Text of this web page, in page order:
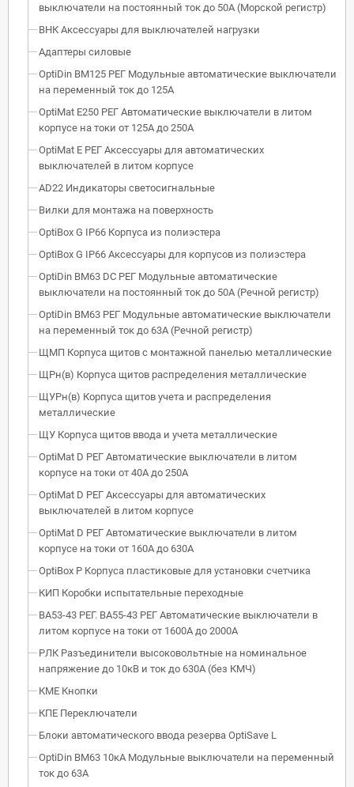
выключатели на постоянный ток до 50А (Морской регистр)
ВНК Аксессуары для выключателей нагрузки
Адаптеры силовые
OptiDin BM125 РЕГ Модульные автоматические выключатели
на переменный ток до 125А
OptiMat E250 РЕГ Автоматические выключатели в литом
корпусе на токи от 125А до 250А
OptiMat E РЕГ Аксессуары для автоматических
выключателей в литом корпусе
AD22 Индикаторы светосигнальные
Вилки для монтажа на поверхность
OptiBox G IP66 Корпуса из полиэстера
OptiBox G IP66 Аксессуары для корпусов из полиэстера
OptiDin BM63 DC РЕГ Модульные автоматические
выключатели на постоянный ток до 50А (Речной регистр)
OptiDin BM63 РЕГ Модульные автоматические выключатели
на переменный ток до 63А (Речной регистр)
ЩМП Корпуса щитов с монтажной панелью металлические
ЩРн(в) Корпуса щитов распределения металлические
ЩУРн(в) Корпуса щитов учета и распределения
металлические
ЩУ Корпуса щитов ввода и учета металлические
OptiMat D РЕГ Автоматические выключатели в литом
корпусе на токи от 40А до 250А
OptiMat D РЕГ Аксессуары для автоматических
выключателей в литом корпусе
OptiMat D РЕГ Автоматические выключатели в литом
корпусе на токи от 160А до 630А
OptiBox P Корпуса пластиковые для установки счетчика
КИП Коробки испытательные переходные
ВА53-43 РЕГ. ВА55-43 РЕГ Автоматические выключатели в
литом корпусе на токи от 1600А до 2000А
РЛК Разъединители высоковольтные на номинальное
напряжение до 10кВ и ток до 630А (без КМЧ)
КМЕ Кнопки
КПЕ Переключатели
Блоки автоматического ввода резерва OptiSave L
OptiDin BM63 10кА Модульные выключатели на переменный
ток до 63А